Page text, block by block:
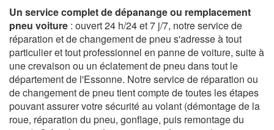
Un service complet de dépanange ou remplacement
pneu voiture : ouvert 24 h/24 et 7 j/7, notre service de
réparation et de changement de pneu s'adresse à tout
particulier et tout professionnel en panne de voiture, suite à
une crevaison ou un éclatement de pneu dans tout le
département de l'Essonne. Notre service de réparation ou
de changement de pneu tient compte de toutes les étapes
pouvant assurer votre sécurité au volant (démontage de la
roue, réparation du pneu, gonflage, puis remontage du